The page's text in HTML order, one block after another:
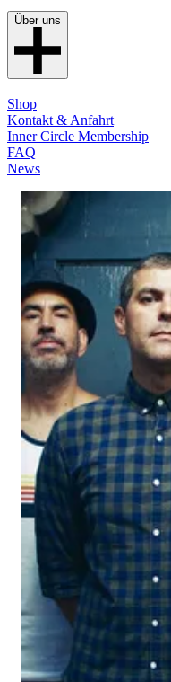
Über uns
Shop
Kontakt & Anfahrt
Inner Circle Membership
FAQ
News